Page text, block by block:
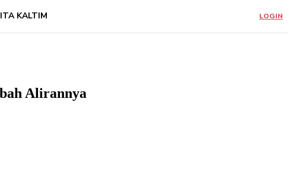
KALTIM LOGIN
Alirannya